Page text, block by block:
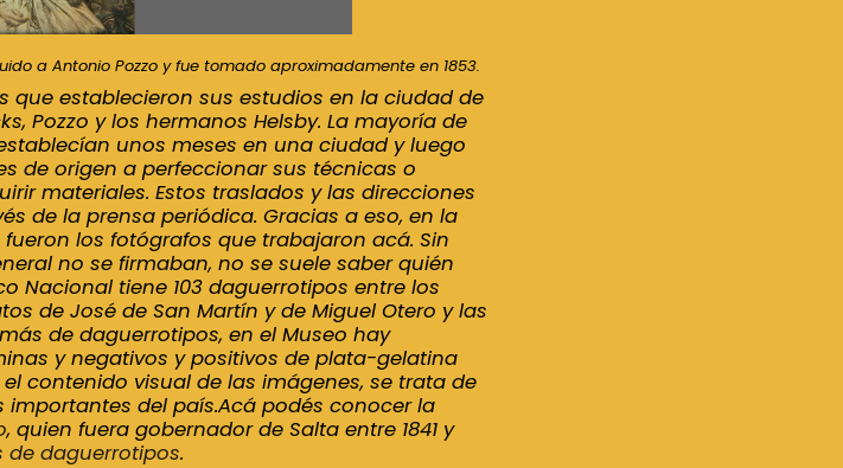
a Antonio Pozzo y fue tomado aproximadamente en 1853.
que establecieron sus estudios en la ciudad de
Pozzo y los hermanos Helsby. La mayoría de
unos meses en una ciudad y luego
de origen a perfeccionar sus técnicas o
materiales. Estos traslados y las direcciones
de la prensa periódica. Gracias a eso, en la
los fotógrafos que trabajaron acá. Sin
no se firmaban, no se suele saber quién
Nacional tiene 103 daguerrotipos entre los
de José de San Martín y de Miguel Otero y las
de daguerrotipos, en el Museo hay
y negativos y positivos de plata-gelatina
contenido visual de las imágenes, se trata de
del país.Acá podés conocer la
, quien fuera gobernador de Salta entre 1841 y
de daguerrotipos.